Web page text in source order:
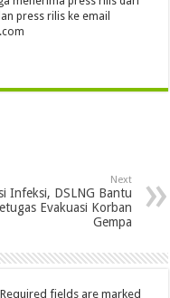
press rilis ke email
Next
Infeksi, DSLNG Bantu
Evakuasi Korban
Gempa
Required fields are marked